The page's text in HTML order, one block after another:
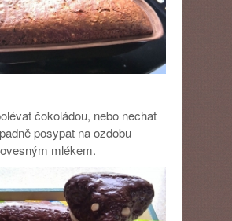
čokoládou, nebo nechat
posypat na ozdobu
mlékem.